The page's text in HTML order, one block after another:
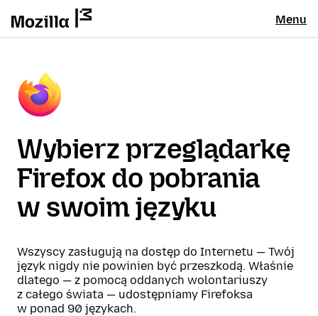
Menu
Wybierz przeglądarkę
Firefox do pobrania
w swoim języku
Wszyscy zasługują na dostęp do Internetu — Twój
język nigdy nie powinien być przeszkodą. Właśnie
dlatego — z pomocą oddanych wolontariuszy
z całego świata — udostępniamy Firefoksa
w ponad 90 językach.